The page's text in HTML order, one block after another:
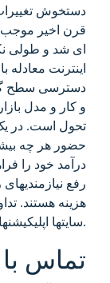
دستخوش
قرن اخیر موجب
ای شد و طولی
اینترنت
دسترسی سطح
و کار و مدل
تحول است. در
حضور هر چه
درآمد خود را
رفع
هزینه هستند.
سایتها اپلیکیشنها و شبکه های اجتماعی گردید.
تماس با